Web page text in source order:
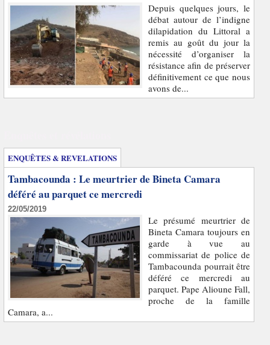
Depuis quelques jours, le
débat autour de l’indigne
dilapidation du Littoral a
remis au goût du jour la
nécessité d’organiser la
résistance afin de préserver
définitivement ce que nous
avons de...
ENQUÊTES & REVELATIONS
Tambacounda : Le meurtrier de Bineta Camara
déféré au parquet ce mercredi
22/05/2019
Le présumé meurtrier de
Bineta Camara toujours en
garde à vue au
commissariat de police de
Tambacounda pourrait être
déféré ce mercredi au
parquet. Pape Alioune Fall,
proche de la famille
Camara, a...